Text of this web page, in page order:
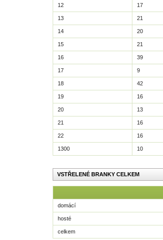
12 17
13 21
14 20
15 21
16 39
17 9
18 42
19 16
20 13
21 16
22 16
1300 10
VSTŘELENÉ BRANKY CELKEM
domácí
hosté
celkem